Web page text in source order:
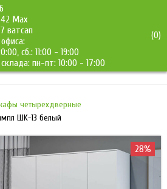
Max
ватсап
сб.: 11:00 - 19:00
пн-пт: 10:00 - 17:00
(0)
Мебель
четырехдверные
ШK-13 белый
28%